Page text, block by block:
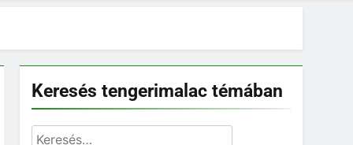
Keresés tengerimalac témában
Keresés:
5
Milyen gyakran kell